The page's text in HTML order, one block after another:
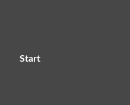
Start